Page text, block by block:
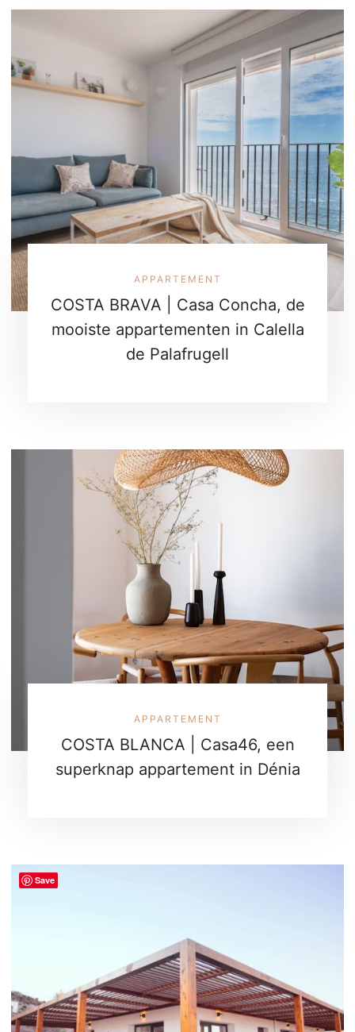
APPARTEMENT
COSTA BRAVA | Casa Concha, de
mooiste appartementen in Calella
de Palafrugell
APPARTEMENT
COSTA BLANCA | Casa46, een
superknap appartement in Dénia
Save